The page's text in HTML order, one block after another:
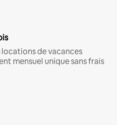
de vacances
mensuel unique sans frais